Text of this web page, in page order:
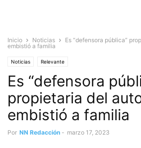
Inicio Noticias
Es “defensora pública”
embistió a familia
Noticias Relevante
Es “defensora
propietaria del
embistió a familia
Por NN Redacción - marzo 17, 2023